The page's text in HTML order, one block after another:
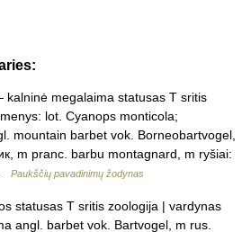
megalaima statusas T sritis
lot. Cyanops monticola;
mountain barbet vok. Borneobartvogel,
m pranc. barbu montagnard, m ryšiai:
Paukščių pavadinimų žodynas
statusas T sritis zoologija | vardynas
angl. barbet vok. Bartvogel, m rus.